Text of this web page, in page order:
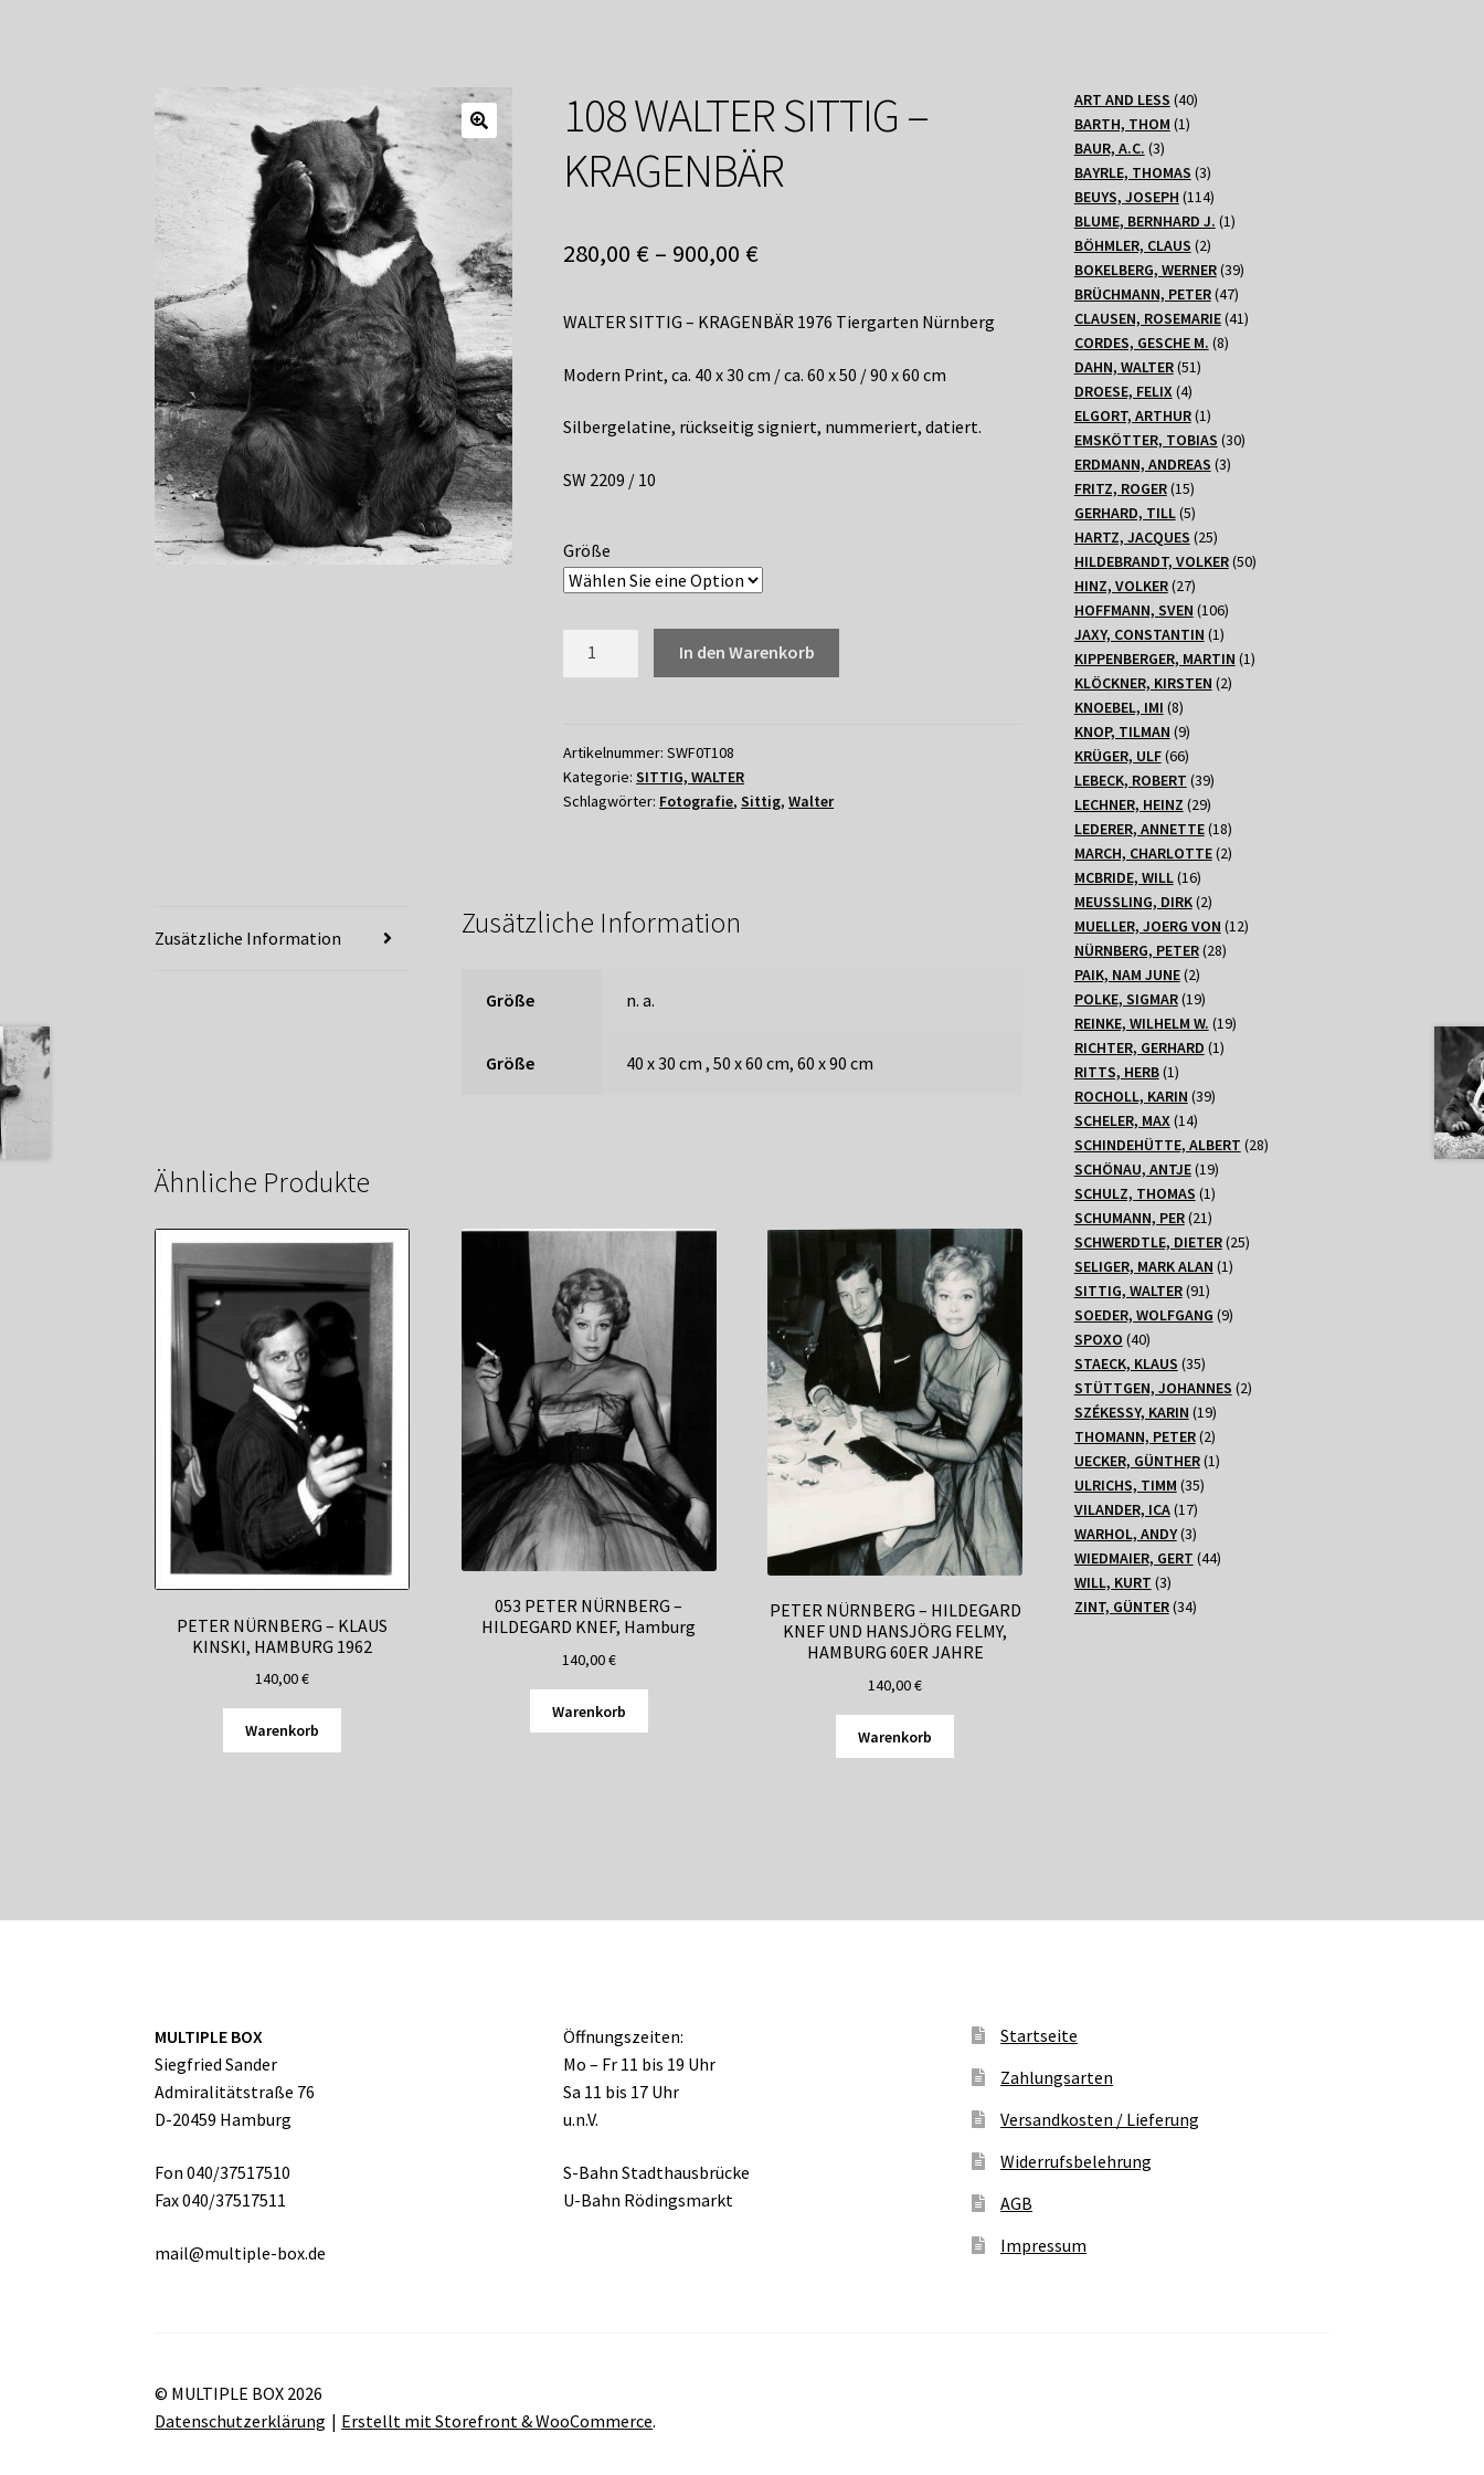
108 WALTER SITTIG –
KRAGENBÄR
280,00 € – 900,00 €
WALTER SITTIG – KRAGENBÄR 1976 Tiergarten Nürnberg
Modern Print, ca. 40 x 30 cm / ca. 60 x 50 / 90 x 60 cm
Silbergelatine, rückseitig signiert, nummeriert, datiert.
SW 2209 / 10
Größe
KRAGENBÄR
Menge
In den Warenkorb
Artikelnummer:SWF0T108
Kategorie:SITTIG, WALTER
Schlagwörter: Fotografie,Sittig,Walter
Zusätzliche Information Zusätzliche Information
Größe n. a.
Größe 40 x 30 cm , 50 x 60 cm, 60 x 90 cm
Ähnliche Produkte
PETER NÜRNBERG – KLAUS
KINSKI, HAMBURG 1962
140,00€
Warenkorb
053 PETER NÜRNBERG –
HILDEGARD KNEF, Hamburg
140,00€
Warenkorb
PETER NÜRNBERG – HILDEGARD
KNEF UND HANSJÖRG FELMY,
HAMBURG 60ER JAHRE
140,00€
Warenkorb
ART AND LESS 4040
BARTH, THOM 11
BAUR, A.C. 33
Produkte
BAYRLE, THOMAS 33
Produkte
BEUYS, JOSEPH 114114
Produkte
BLUME, BERNHARD J. 11
BÖHMLER, CLAUS 22
Produkte
BOKELBERG, WERNER 3939
BRÜCHMANN, PETER 4747
Produkte
CLAUSEN, ROSEMARIE 4141
CORDES, GESCHE M. 88
DAHN, WALTER 5151
DROESE, FELIX 44
Produkte
ELGORT, ARTHUR 11
Produkt
EMSKÖTTER, TOBIAS 3030
ERDMANN, ANDREAS 33
FRITZ, ROGER 1515
Produkte
GERHARD, TILL 55
Produkte
HARTZ, JACQUES 2525
Produkte
HILDEBRANDT, VOLKER 5050
HINZ, VOLKER 2727
Produkte
HOFFMANN, SVEN 106106
Produkte
JAXY, CONSTANTIN 11
Produkt
KIPPENBERGER, MARTIN 11
KLÖCKNER, KIRSTEN 22
KNOEBEL, IMI 88
Produkte
KNOP, TILMAN 99
Produkte
KRÜGER, ULF 6666
Produkte
LEBECK, ROBERT 3939
Produkte
LECHNER, HEINZ 2929
Produkte
LEDERER, ANNETTE 1818
Produkte
MARCH, CHARLOTTE 22
MCBRIDE, WILL 1616
Produkte
MEUSSLING, DIRK 22
Produkte
MUELLER, JOERG VON 1212
NÜRNBERG, PETER 2828
PAIK, NAM JUNE 22
Produkte
POLKE, SIGMAR 1919
Produkte
REINKE, WILHELM W. 1919
RICHTER, GERHARD 11
RITTS, HERB 11
Produkt
ROCHOLL, KARIN 3939
SCHELER, MAX 1414
Produkte
SCHINDEHÜTTE, ALBERT 2828
SCHÖNAU, ANTJE 1919
Produkte
SCHULZ, THOMAS 11
Produkt
SCHUMANN, PER 2121
Produkte
SCHWERDTLE, DIETER 2525
SELIGER, MARK ALAN 11
SITTIG, WALTER 9191
Produkte
SOEDER, WOLFGANG 99
SPOXO 4040
Produkte
STAECK, KLAUS 3535
Produkte
STÜTTGEN, JOHANNES 22
SZÉKESSY, KARIN 1919
Produkte
THOMANN, PETER 22
Produkte
UECKER, GÜNTHER 11
ULRICHS, TIMM 3535
VILANDER, ICA 1717
Produkte
WARHOL, ANDY 33
Produkte
WIEDMAIER, GERT 4444
WILL, KURT 33
Produkte
ZINT, GÜNTER 3434
MULTIPLE BOX
Siegfried Sander
Admiralitätstraße 76
D-20459 Hamburg
Fon 040/37517510
Fax 040/37517511
mail@multiple-box.de
Öffnungszeiten:
Mo – Fr 11 bis 19 Uhr
Sa 11 bis 17 Uhr
u.n.V.
S-Bahn Stadthausbrücke
U-Bahn Rödingsmarkt
Startseite
Zahlungsarten
Versandkosten / Lieferung
Widerrufsbelehrung
AGB
Impressum
© MULTIPLE BOX 2026
Datenschutzerklärung
Erstellt mit Storefront & WooCommerce.